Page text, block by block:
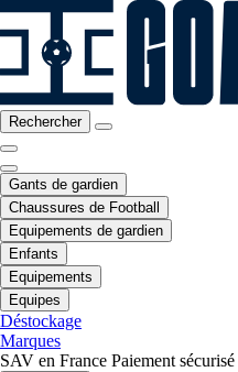
Rechercher
Gants de gardien
Chaussures de Football
Equipements de gardien
Enfants
Equipements
Equipes
Déstockage
Marques
SAV en France Paiement sécurisé